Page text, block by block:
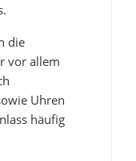
die
vor allem
Uhren
häufig